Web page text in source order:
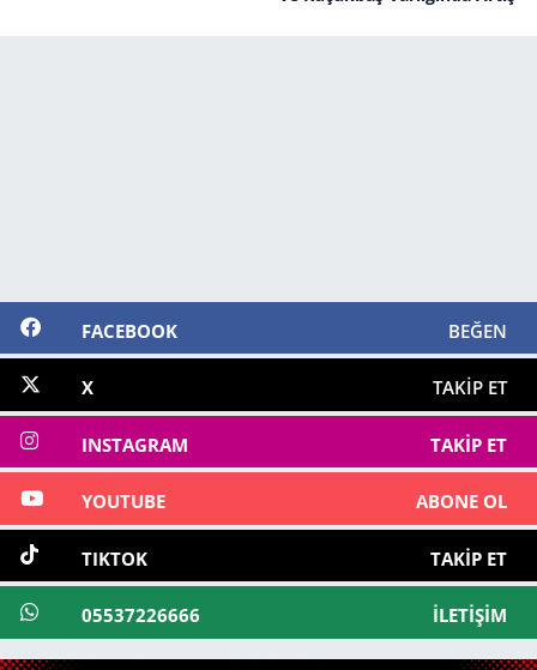
FACEBOOK BEĞEN
X TAKIP ET
INSTAGRAM TAKIP ET
YOUTUBE ABONE OL
TIKTOK TAKIP ET
05537226666 İLETIŞIM